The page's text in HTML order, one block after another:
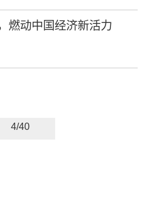
燃动中国经济新活力
4/40